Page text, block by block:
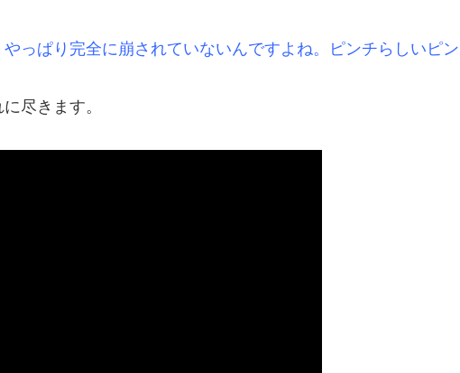
っぱり完全に崩されていないんですよね。ピンチらしいピン
尽きます。